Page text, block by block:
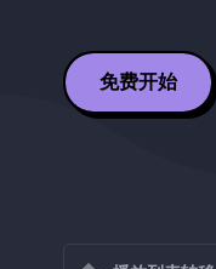
免费开始